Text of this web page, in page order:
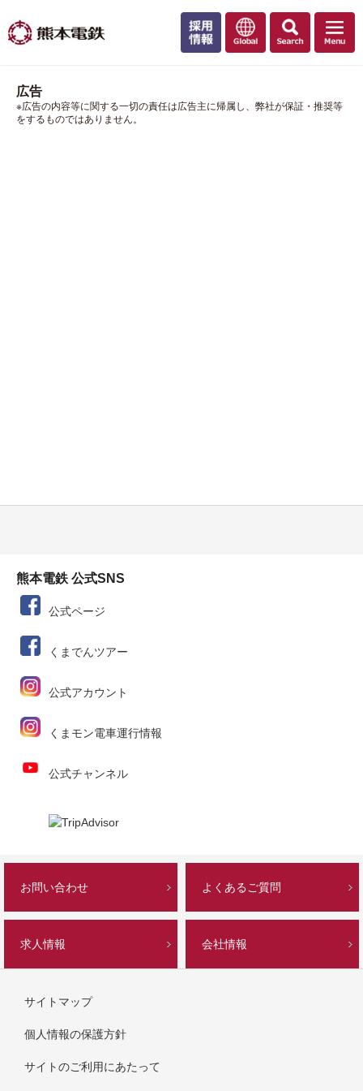
広告
※広告の内容等に関する一切の責任は広告主に帰属し、弊社が保証・推奨等
をするものではありません。
熊本電鉄 公式SNS
公式ページ
くまでんツアー
公式アカウント
くまモン電車運行情報
公式チャンネル
お問い合わせ よくあるご質問
求人情報 会社情報
サイトマップ
個人情報の保護方針
サイトのご利用にあたって